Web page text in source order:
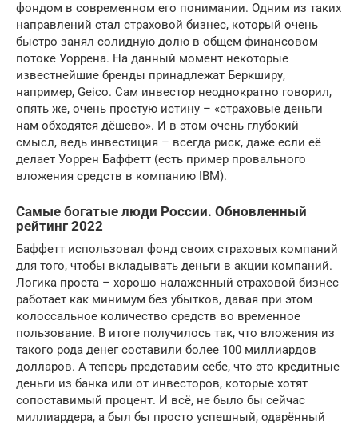
фондом в современном его понимании. Одним из таких
направлений стал страховой бизнес, который очень
быстро занял солидную долю в общем финансовом
потоке Уоррена. На данный момент некоторые
известнейшие бренды принадлежат Беркширу,
например, Geico. Сам инвестор неоднократно говорил,
опять же, очень простую истину – «страховые деньги
нам обходятся дёшево». И в этом очень глубокий
смысл, ведь инвестиция – всегда риск, даже если её
делает Уоррен Баффетт (есть пример провального
вложения средств в компанию IBM).
Самые богатые люди России. Обновленный
рейтинг 2022
Баффетт использовал фонд своих страховых компаний
для того, чтобы вкладывать деньги в акции компаний.
Логика проста – хорошо налаженный страховой бизнес
работает как минимум без убытков, давая при этом
колоссальное количество средств во временное
пользование. В итоге получилось так, что вложения из
такого рода денег составили более 100 миллиардов
долларов. А теперь представим себе, что это кредитные
деньги из банка или от инвесторов, которые хотят
сопоставимый процент. И всё, не было бы сейчас
миллиардера, а был бы просто успешный, одарённый